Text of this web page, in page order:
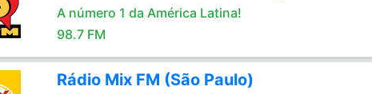
A número 1 da América Latina!
98.7 FM
Rádio Mix FM (São Paulo)